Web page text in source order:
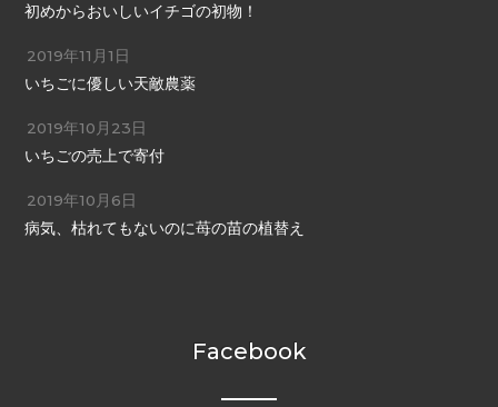
初めからおいしいイチゴの初物！
2019年11月1日
いちごに優しい天敵農薬
2019年10月23日
いちごの売上で寄付
2019年10月6日
病気、枯れてもないのに苺の苗の植替え
Facebook